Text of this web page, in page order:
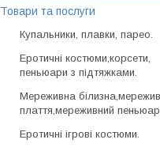
Товари та послуги
Купальники, плавки, парео.
Еротичні костюми,корсети,
пеньюари з підтяжками.
Мереживна
плаття,мереживний
Еротичні ігрові костюми.